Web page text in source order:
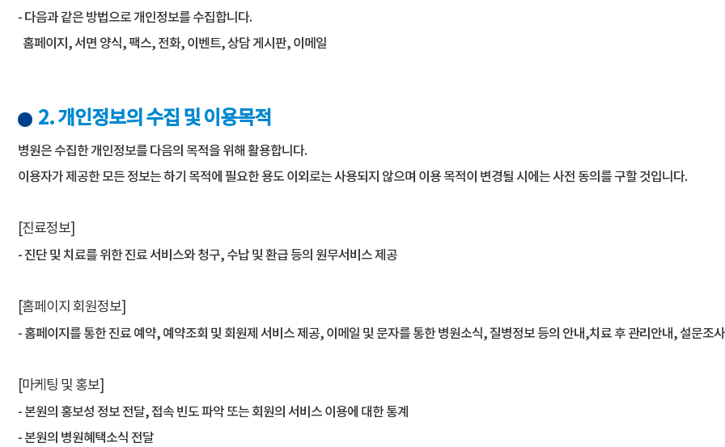
- 다음과 같은 방법으로 개인정보를 수집합니다.
홈페이지, 서면 양식, 팩스, 전화, 이벤트, 상담 게시판, 이메일
2. 개인정보의 수집 및 이용목적
병원은 수집한 개인정보를 다음의 목적을 위해 활용합니다.
이용자가 제공한 모든 정보는 하기 목적에 필요한 용도 이외로는 사용되지 않으며 이용 목적이 변경될 시에는 사전 동의를 구할 것입니다.
[진료정보]
- 진단 및 치료를 위한 진료 서비스와 청구, 수납 및 환급 등의 원무서비스 제공
[홈페이지 회원정보]
- 홈페이지를 통한 진료 예약, 예약조회 및 회원제 서비스 제공, 이메일 및 문자를 통한 병원소식, 질병정보 등의 안내,치료 후 관리안내, 설문조사
[마케팅 및 홍보]
- 본원의 홍보성 정보 전달, 접속 빈도 파악 또는 회원의 서비스 이용에 대한 통계
- 본원의 병원혜택소식 전달